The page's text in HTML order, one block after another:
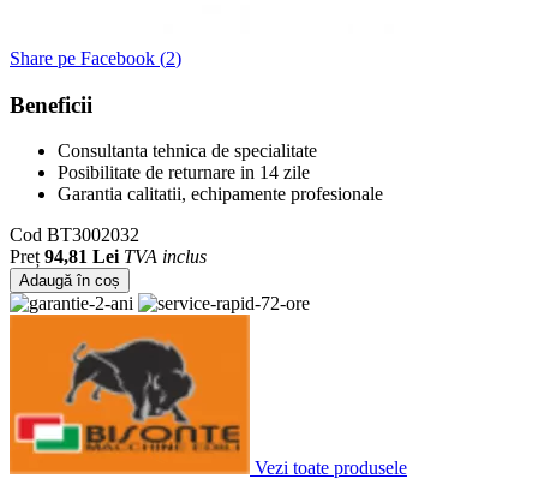
Share pe Facebook (2)
Beneficii
Consultanta tehnica de specialitate
Posibilitate de returnare in 14 zile
Garantia calitatii, echipamente profesionale
Cod BT3002032
Preț 94,81 Lei TVA inclus
Adaugă în coș
Vezi toate produsele